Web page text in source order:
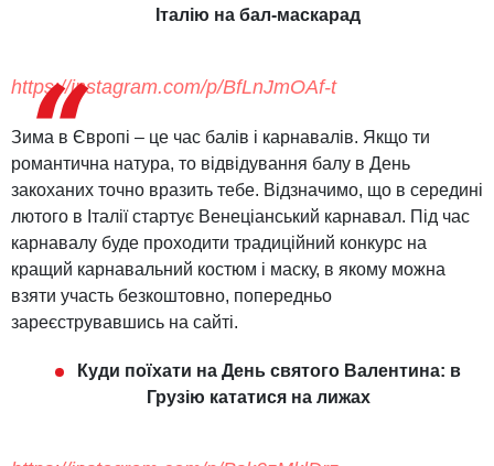
Італію на бал-маскарад
https://instagram.com/p/BfLnJmOAf-t
Зима в Європі – це час балів і карнавалів. Якщо ти
романтична натура, то відвідування балу в День
закоханих точно вразить тебе. Відзначимо, що в середині
лютого в Італії стартує Венеціанський карнавал. Під час
карнавалу буде проходити традиційний конкурс на
кращий карнавальний костюм і маску, в якому можна
взяти участь безкоштовно, попередньо
зареєструвавшись на сайті.
Куди поїхати на День святого Валентина: в
Грузію кататися на лижах